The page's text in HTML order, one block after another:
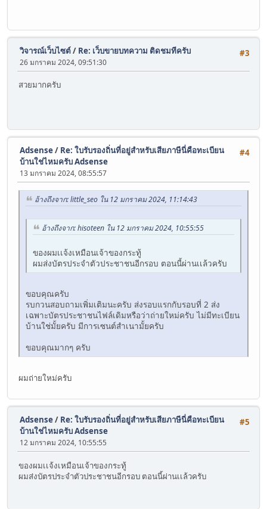
#3
วิจารณ์เว็บไซต์/ Re: เว็บขายบทความ ติดชมทีครับ
26 มกราคม 2024, 09:51:30
สวยมากครับ
#4
Adsense/ Re: ใบรับรองถิ่นที่อยู่สำหรับเสียภาษีนี่คือทะเบียน
บ้านใช่ไหมครับ Adsense
13 มกราคม 2024, 08:55:57
อ้างถึงจาก: little_seo ใน 12 มกราคม 2024, 11:14:43
อ้างถึงจาก: hisoteen ใน 12 มกราคม 2024, 10:55:55
ของผมเเจ้งเหมือนเจ้าของกระทู้
ผมส่งบัตรประจำตัวประชาชนอีกรอบ ตอนนี้ผ่านเเล้วครับ
ขอบคุณครับ
รบกวนสอบถามเพิ่มเติมนะครับ ส่งรอบแรกกับรอบที่ 2 ส่ง
เฉพาะบัตรประชาชนไฟล์เดิมหรือว่าถ่ายใหม่ครับ ไม่มีทะเบียน
บ้านใช่มั้ยครับ มีการเซนต์สำเนามั้ยครับ
ขอบคุณมากๆ ครับ
ผมถ่ายใหม่ครับ
#5
Adsense/ Re: ใบรับรองถิ่นที่อยู่สำหรับเสียภาษีนี่คือทะเบียน
บ้านใช่ไหมครับ Adsense
12 มกราคม 2024, 10:55:55
ของผมเเจ้งเหมือนเจ้าของกระทู้
ผมส่งบัตรประจำตัวประชาชนอีกรอบ ตอนนี้ผ่านเเล้วครับ